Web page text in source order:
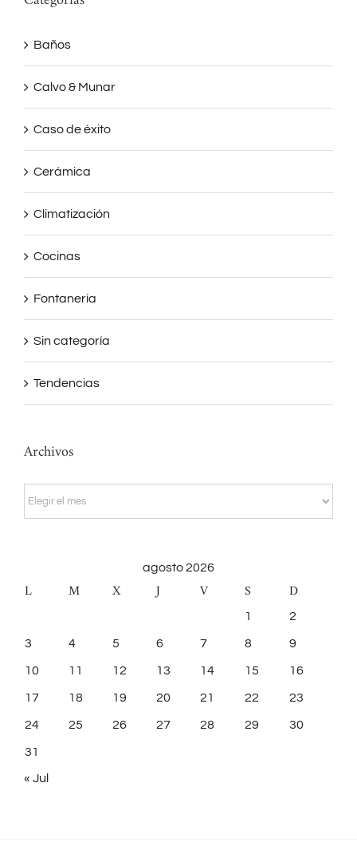
Baños
Calvo & Munar
Caso de éxito
Cerámica
Climatización
Cocinas
Fontanería
Sin categoría
Tendencias
Archivos
Archivos
agosto 2026
L M X J V S D
1 2
3 4 5 6 7 8 9
10 11 12 13 14 15 16
17 18 19 20 21 22 23
24 25 26 27 28 29 30
31
« Jul